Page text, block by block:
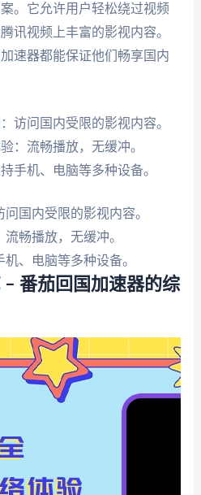
。它允许用户轻松绕过视频
讯视频上丰富的影视内容。
速器都能保证他们畅享国内
访问国内受限的影视内容。
：流畅播放，无缓冲。
手机、电脑等多种设备。
国内受限的影视内容。
畅播放，无缓冲。
、电脑等多种设备。
– 番茄回国加速器的综